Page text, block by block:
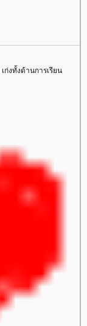
ก่งทั้งด้านการเรียน